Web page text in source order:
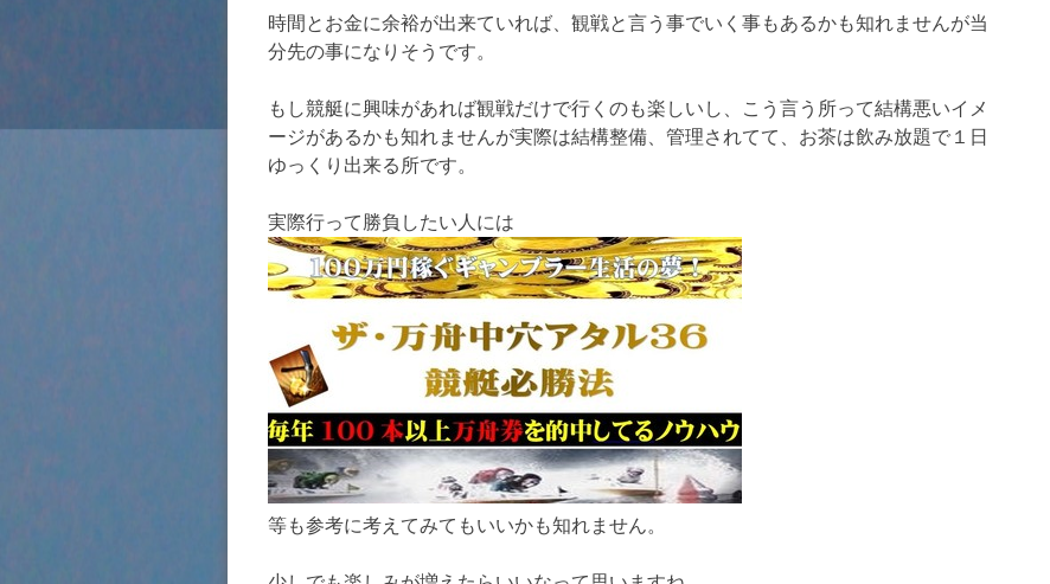
時間とお金に余裕が出来ていれば、観戦と言う事でいく事もあるかも知れませんが当
分先の事になりそうです。
もし競艇に興味があれば観戦だけで行くのも楽しいし、こう言う所って結構悪いイメ
ージがあるかも知れませんが実際は結構整備、管理されてて、お茶は飲み放題で１日
ゆっくり出来る所です。
実際行って勝負したい人には
等も参考に考えてみてもいいかも知れません。